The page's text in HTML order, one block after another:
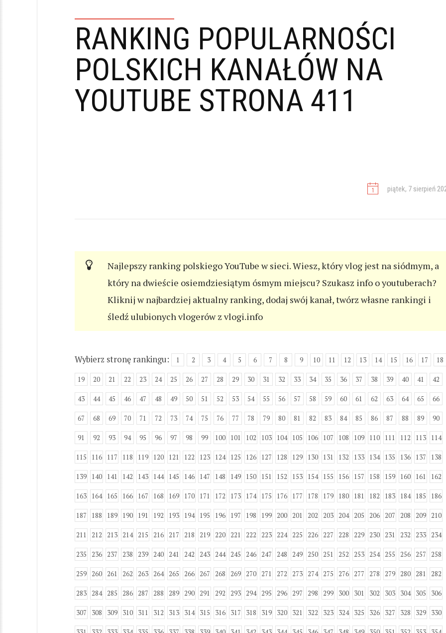
RANKING POPULARNOŚCI
POLSKICH KANAŁÓW NA
YOUTUBE STRONA 411
piątek, 7 sierpień
Najlepszy ranking polskiego YouTube w sieci. Wiesz, który vlog jest na siódmym, a
który na dwieście osiemdziesiątym ósmym miejscu? Szukasz info o youtuberach?
Kliknij w najbardziej aktualny ranking, dodaj swój kanał, twórz własne rankingi i
śledź ulubionych vlogerów z vlogi.info
Wybierz stronę rankingu: 1 2 3 4 5 6 7 8 9 10 11 12 13 14 15 16 17 18
19 20 21 22 23 24 25 26 27 28 29 30 31 32 33 34 35 36 37 38 39 40 41 42
43 44 45 46 47 48 49 50 51 52 53 54 55 56 57 58 59 60 61 62 63 64 65 66
67 68 69 70 71 72 73 74 75 76 77 78 79 80 81 82 83 84 85 86 87 88 89 90
91 92 93 94 95 96 97 98 99 100 101 102 103 104 105 106 107 108 109 110 111 112 113 114
115 116 117 118 119 120 121 122 123 124 125 126 127 128 129 130 131 132 133 134 135 136 137 138
139 140 141 142 143 144 145 146 147 148 149 150 151 152 153 154 155 156 157 158 159 160 161 162
163 164 165 166 167 168 169 170 171 172 173 174 175 176 177 178 179 180 181 182 183 184 185 186
187 188 189 190 191 192 193 194 195 196 197 198 199 200 201 202 203 204 205 206 207 208 209 210
211 212 213 214 215 216 217 218 219 220 221 222 223 224 225 226 227 228 229 230 231 232 233 234
235 236 237 238 239 240 241 242 243 244 245 246 247 248 249 250 251 252 253 254 255 256 257 258
259 260 261 262 263 264 265 266 267 268 269 270 271 272 273 274 275 276 277 278 279 280 281 282
283 284 285 286 287 288 289 290 291 292 293 294 295 296 297 298 299 300 301 302 303 304 305 306
307 308 309 310 311 312 313 314 315 316 317 318 319 320 321 322 323 324 325 326 327 328 329 330